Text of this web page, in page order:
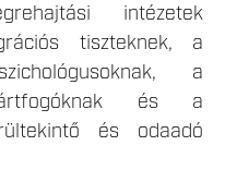
intézetek
tiszteknek, a
a
és a
és odaadó